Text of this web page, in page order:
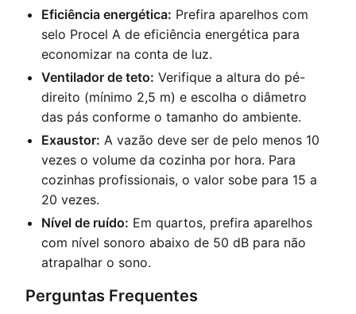
Eficiência energética: Prefira aparelhos com
selo Procel A de eficiência energética para
economizar na conta de luz.
Ventilador de teto: Verifique a altura do pé-
direito (mínimo 2,5 m) e escolha o diâmetro
das pás conforme o tamanho do ambiente.
Exaustor: A vazão deve ser de pelo menos 10
vezes o volume da cozinha por hora. Para
cozinhas profissionais, o valor sobe para 15 a
20 vezes.
Nível de ruído: Em quartos, prefira aparelhos
com nível sonoro abaixo de 50 dB para não
atrapalhar o sono.
Perguntas Frequentes